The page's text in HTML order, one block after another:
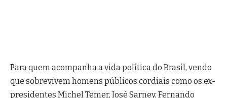
Para quem acompanha a vida política do Brasil, vendo
que sobrevivem homens públicos cordiais como os ex-
presidentes Michel Temer, José Sarney, Fernando